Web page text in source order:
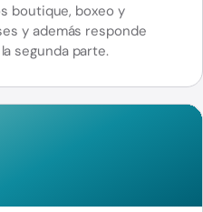
boutique, boxeo y
y además responde
segunda parte.